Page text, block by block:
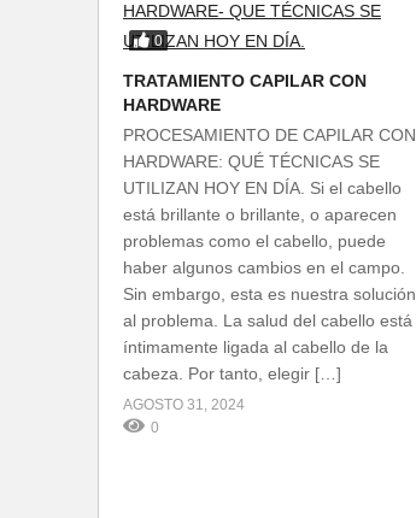
0
TRATAMIENTO CAPILAR CON
HARDWARE
PROCESAMIENTO DE CAPILAR CON
HARDWARE: QUÉ TÉCNICAS SE
UTILIZAN HOY EN DÍA. Si el cabello
está brillante o brillante, o aparecen
problemas como el cabello, puede
haber algunos cambios en el campo.
Sin embargo, esta es nuestra solución
al problema. La salud del cabello está
íntimamente ligada al cabello de la
cabeza. Por tanto, elegir […]
AGOSTO 31, 2024
0